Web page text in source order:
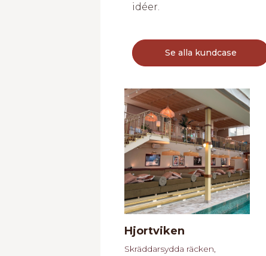
idéer.
Se alla kundcase
Hjortviken
Skräddarsydda räcken,